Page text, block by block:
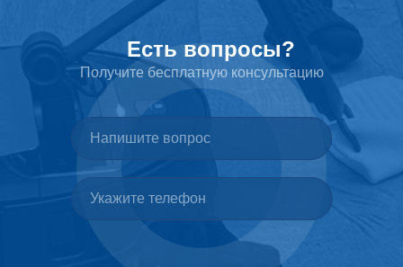
Есть вопросы?
Получите бесплатную консультацию